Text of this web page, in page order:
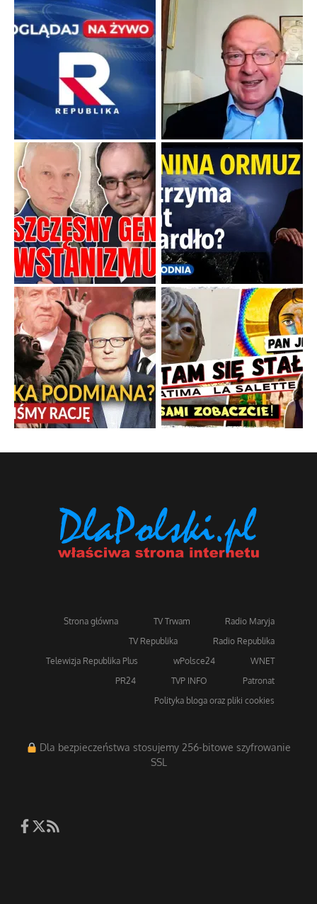
Strona główna TV Trwam
Radio Maryja
TV Republika
Radio Republika
Telewizja Republika Plus
wPolsce24
WNET
PR24
TVP INFO
Patronat
Polityka bloga oraz pliki cookies
Dla bezpieczeństwa stosujemy 256-bitowe szyfrowanie
SSL